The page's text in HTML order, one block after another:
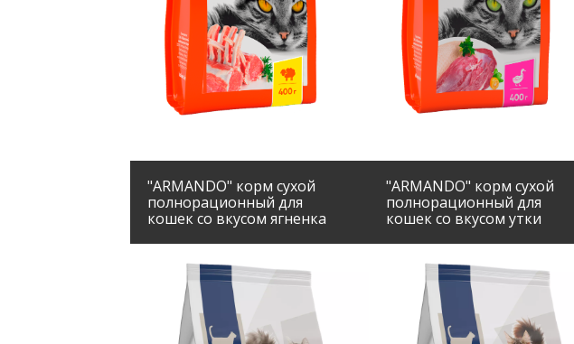
"ARMANDO" корм сухой
полнорационный для
кошек со вкусом ягненка
"ARMANDO" корм сухой
полнорационный для
кошек со вкусом утки